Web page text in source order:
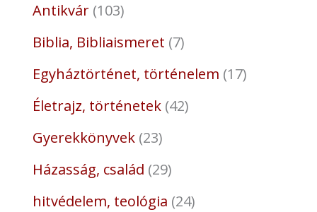
Antikvár 103
Biblia, Bibliaismeret 7
Egyháztörténet, történelem 17
Életrajz, történetek 42
Gyerekkönyvek 23
Házasság, család 29
hitvédelem, teológia 24